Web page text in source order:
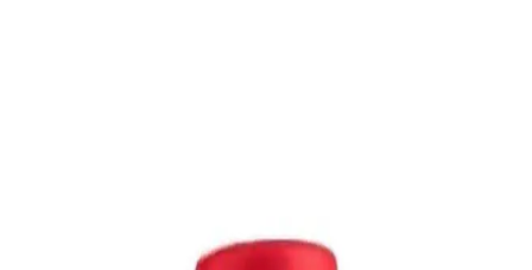
Yaklaşımlar ve Sürdürülebilirlik